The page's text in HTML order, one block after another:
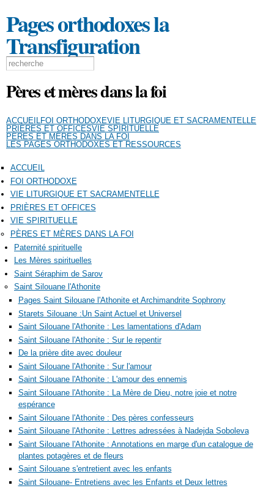
contenu
principal
Pages orthodoxes la
Transfiguration
Formulaire de recherche
Search this site
Pères et mères dans la foi
ACCUEILFOI ORTHODOXEVIE LITURGIQUE ET SACRAMENTELLE
PRIÈRES ET OFFICESVIE SPIRITUELLE
PÈRES ET MÈRES DANS LA FOI
LES PAGES ORTHODOXES ET RESSOURCES
ACCUEIL
FOI ORTHODOXE
VIE LITURGIQUE ET SACRAMENTELLE
PRIÈRES ET OFFICES
VIE SPIRITUELLE
PÈRES ET MÈRES DANS LA FOI
Paternité spirituelle
Les Mères spirituelles
Saint Séraphim de Sarov
Saint Silouane l'Athonite
Pages Saint Silouane l'Athonite et Archimandrite Sophrony
Starets Silouane :Un Saint Actuel et Universel
Saint Silouane l'Athonite : Les lamentations d'Adam
Saint Silouane l'Athonite : Sur le repentir
De la prière dite avec douleur
Saint Silouane l'Athonite : Sur l'amour
Saint Silouane l'Athonite : L'amour des ennemis
Saint Silouane l'Athonite : La Mère de Dieu, notre joie et notre
espérance
Saint Silouane l'Athonite : Des pères confesseurs
Saint Silouane l'Athonite : Lettres adressées à Nadejda Soboleva
Saint Silouane l'Athonite : Annotations en marge d'un catalogue de
plantes potagères et de fleurs
Saint Silouane s'entretient avec les enfants
Saint Silouane- Entretiens avec les Enfants et Deux lettres